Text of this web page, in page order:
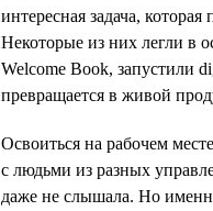
интересная задача,
Некоторые из них легли в
Welcome Book, запустили
превращается в живой
Освоиться на рабочем
с людьми из разных
даже не слышала. Но